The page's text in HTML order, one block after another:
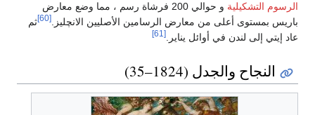
الرسوم التشكيلية
و حوالي 200 فرشاة رسم ، مما وضع معارض
باريس بمستوى أعلى من معارض الرسامين الأصليين الانچليز.[60]
ثم
عاد إيتي إلى لندن في أوائل يناير.[61]
النجاح والجدل (1824–35)